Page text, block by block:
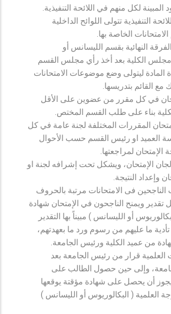
لكل منهم في اللائحة التنفيذية.
التنفيذية تتولى اللوائح الداخلية
الخاصة بها.
النهائية بقسم الليسانس أو
مجلس الكلية بعد أخذ رأي مجلس القسم
المادة ليتولى وضع موضوعات الامتحانات
مع القائم بتدريسها.
في كل مقرر من عضوين على الأقل
بناء على طلب القسم المختص.
المقررات المختلفة لجنة عامة في كل
العميد او رئيس القسم حسب الأحوال
الإمتحان لمراجعتها.
الإمتحان، ويشكل تحت إشرافه لجنة او
وإعداد النتيجة.
الناجحين فى الامتحانات مرتبة بالحروف
تقدير ويمنح الناجحون في الإمتحان شهادة
أو الليسانس ) مبيناً بها التقدير
تأدية ما عليهم من رسوم ورد ما بعهدتهم،
من عميد الكلية ورئيس الجامعة.
العلمية قرار من رئيس الجامعة بعد
وإلى حين حصول الطالب على
يجوز أن يحصل على شهادة مؤقتة يوقعها
العلمية ( البكالوريوس أو الليسانس )